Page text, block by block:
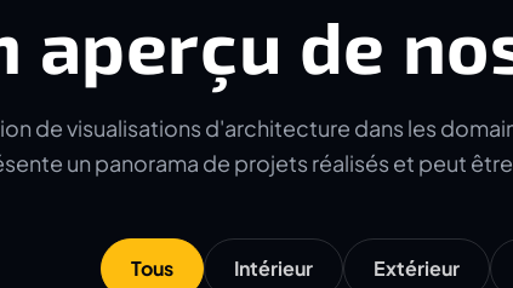
aperçu de
de visualisations d'architecture dans les
un panorama de projets réalisés et peut
Tous Intérieur Extérieur